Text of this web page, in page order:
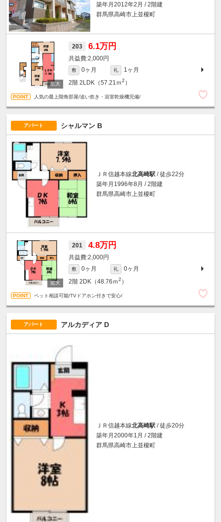
築年月2012年2月 / 2階建
群馬県高崎市上並榎町
203 6.1万円
2,000円
敷 0ヶ月 礼
1ヶ月
2階 2LDK（57.21ｍ2 ）
人気の最上階角部屋/追い炊き・浴室乾燥機完備/
アパート シャルマン B
ＪＲ信越本線北高崎駅 / 徒歩22分
築年月1996年8月 / 2階建
群馬県高崎市上並榎町
201 4.8万円
2,000円
敷 0ヶ月 礼
0ヶ月
2階 2DK（48.76ｍ2 ）
ペット相談可能/TVドアホン付きで安心/
アパート アルカディア D
ＪＲ信越本線北高崎駅 / 徒歩20分
築年月2000年1月 / 2階建
群馬県高崎市上並榎町